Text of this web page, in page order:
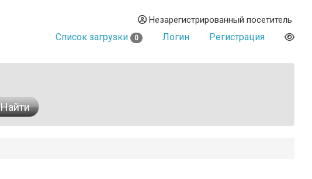
Незарегистрированный посетитель
Список загрузки 0 Логин Регистрация
Найти